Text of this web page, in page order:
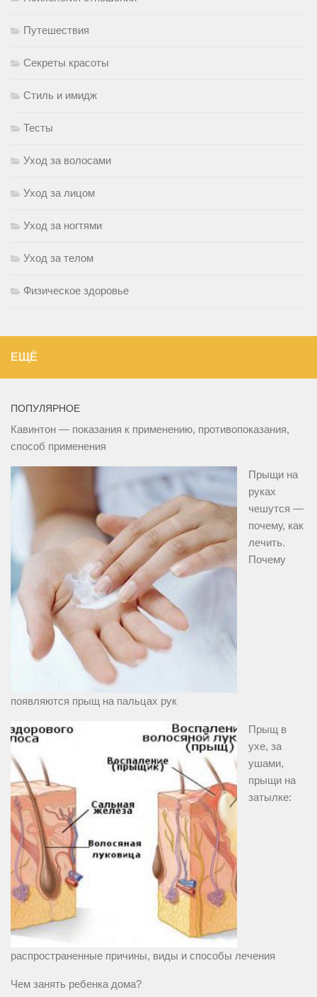
Путешествия
Секреты красоты
Стиль и имидж
Тесты
Уход за волосами
Уход за лицом
Уход за ногтями
Уход за телом
Физическое здоровье
ЕЩЁ
ПОПУЛЯРНОЕ
Кавинтон — показания к применению, противопоказания,
способ применения
Прыщи на
руках
чешутся —
почему, как
лечить.
Почему
появляются прыщ на пальцах рук
Прыщ в
ухе, за
ушами,
прыщи на
затылке:
распространенные причины, виды и способы лечения
Чем занять ребенка дома?